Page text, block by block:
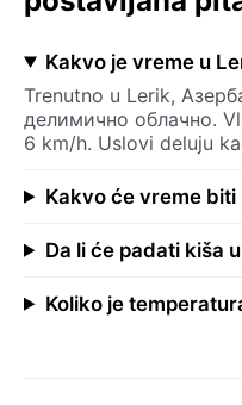
Kakvo je vreme u
Trenutno u Lerik,
делимично облачно.
6 km/h. Uslovi deluju
Kakvo će vreme biti
Da li će padati kiša
Koliko je